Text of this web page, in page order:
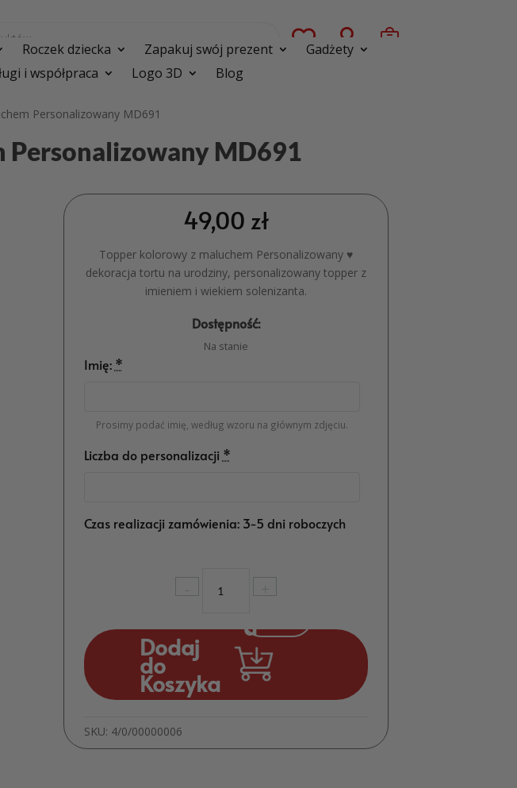
  
Roczek dziecka Zapakuj swój prezent
Gadżety
i współpraca Logo 3D Blog
Personalizowany MD691
Personalizowany MD691
49,00 zł
Topper kolorowy z maluchem Personalizowany ♥
dekoracja tortu na urodziny, personalizowany topper z
imieniem i wiekiem solenizanta.
Dostępność:
Na stanie
Imię: *
Prosimy podać imię, według wzoru na głównym zdjęciu.
Liczba do personalizacji *
Czas realizacji zamówienia: 3-5 dni roboczych
-
Topper
z
maluchem
Personalizowany
MD691
+
Dodaj
do
Koszyka
SKU: 4/0/00000006